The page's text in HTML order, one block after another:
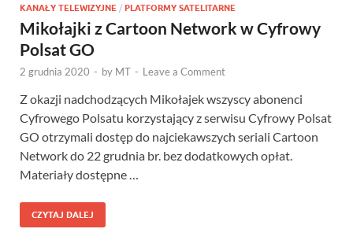
KANAŁY TELEWIZYJNE / PLATFORMY SATELITARNE
Mikołajki z Cartoon Network w Cyfrowy
Polsat GO
2 grudnia 2020 - by MT - Leave a Comment
Z okazji nadchodzących Mikołajek wszyscy abonenci
Cyfrowego Polsatu korzystający z serwisu Cyfrowy Polsat
GO otrzymali dostęp do najciekawszych seriali Cartoon
Network do 22 grudnia br. bez dodatkowych opłat.
Materiały dostępne …
CZYTAJ DALEJ